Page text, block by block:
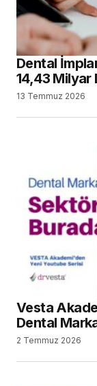
Dental
14,43 Milyar
13 Temmuz 2026
Vesta
Dental
2 Temmuz 2026